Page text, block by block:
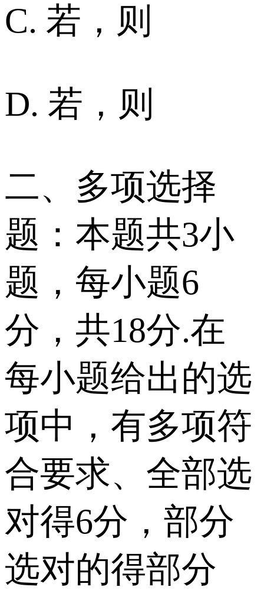
C. 若，则
D. 若，则
二、多项选择
题：本题共3小
题，每小题6
分，共18分.在
每小题给出的选
项中，有多项符
合要求、全部选
对得6分，部分
选对的得部分